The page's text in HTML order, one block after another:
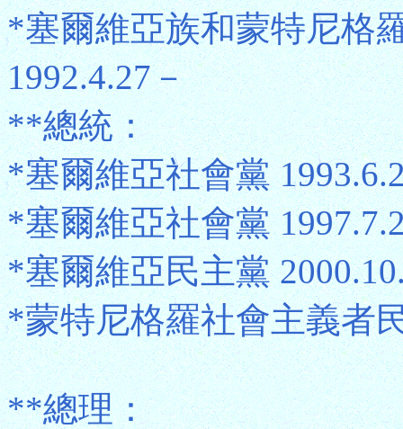
*塞爾維亞族和蒙特尼格
1992.4.27－
**總統：
*塞爾維亞社會黨
*塞爾維亞社會黨
*塞爾維亞民主黨
*蒙特尼格羅社會主義者
**總理：